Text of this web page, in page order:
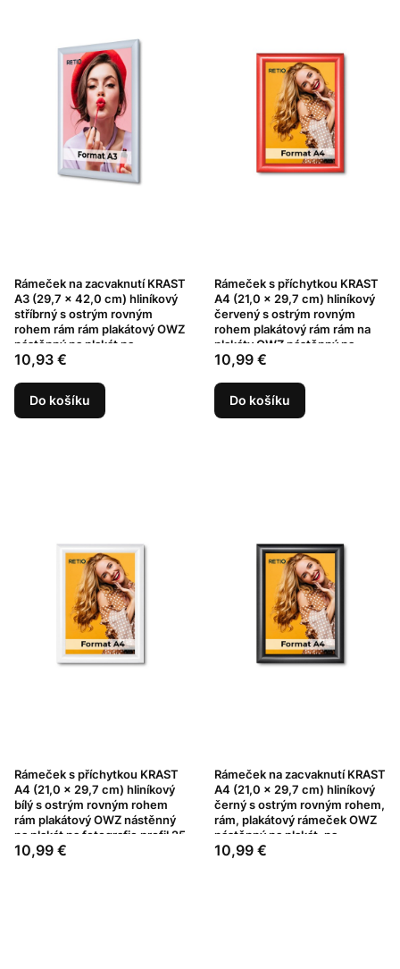
Rámeček na zacvaknutí KRAST
A3 (29,7 x 42,0 cm) hliníkový
stříbrný s ostrým rovným
rohem rám rám plakátový OWZ
nástěnný na plakát na
fotografie profil 25 mm
Cena
10,93 €
Do košíku
Rámeček s příchytkou KRAST
A4 (21,0 x 29,7 cm) hliníkový
červený s ostrým rovným
rohem plakátový rám rám na
plakáty OWZ nástěnný na
plakát na fotografie profil 25
Cena
10,99 €
Do košíku
Rámeček s příchytkou KRAST
A4 (21,0 x 29,7 cm) hliníkový
bílý s ostrým rovným rohem
rám plakátový OWZ nástěnný
na plakát na fotografie profil 25
mm
Cena
10,99 €
Rámeček na zacvaknutí KRAST
A4 (21,0 x 29,7 cm) hliníkový
černý s ostrým rovným rohem,
rám, plakátový rámeček OWZ
nástěnný na plakát, na
fotografie profil 25 mm
Cena
10,99 €